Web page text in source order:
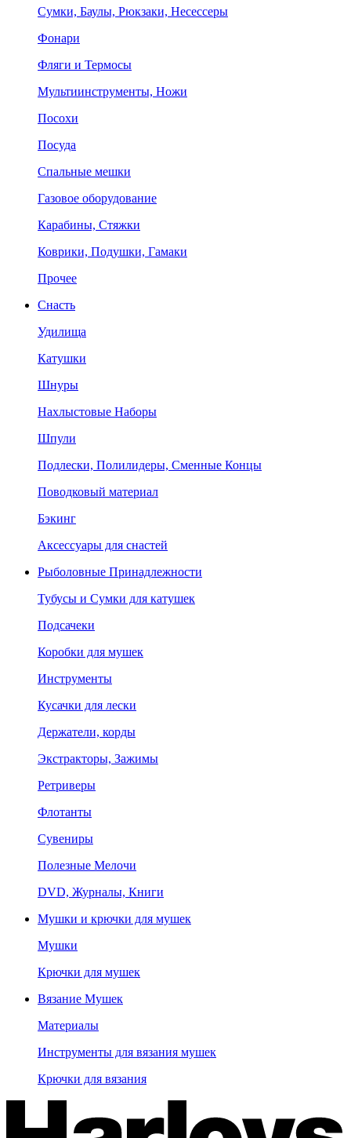
Сумки, Баулы, Рюкзаки, Несессеры
Фонари
Фляги и Термосы
Мультиинструменты, Ножи
Посохи
Посуда
Спальные мешки
Газовое оборудование
Карабины, Стяжки
Коврики, Подушки, Гамаки
Прочее
Снасть
Удилища
Катушки
Шнуры
Нахлыстовые Наборы
Шпули
Подлески, Полилидеры, Сменные Концы
Поводковый материал
Бэкинг
Аксессуары для снастей
Рыболовные Принадлежности
Тубусы и Сумки для катушек
Подсачеки
Коробки для мушек
Инструменты
Кусачки для лески
Держатели, корды
Экстракторы, Зажимы
Ретриверы
Флотанты
Сувениры
Полезные Мелочи
DVD, Журналы, Книги
Мушки и крючки для мушек
Мушки
Крючки для мушек
Вязание Мушек
Материалы
Инструменты для вязания мушек
Крючки для вязания